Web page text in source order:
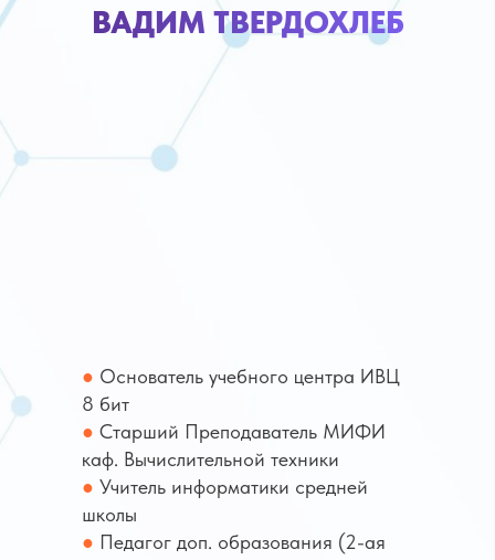
ВАДИМ ТВЕРДОХЛЕБ
● Основатель учебного центра ИВЦ
8 бит
● Старший Преподаватель МИФИ
каф. Вычислительной техники
● Учитель информатики средней
школы
● Педагог доп. образования (2-ая